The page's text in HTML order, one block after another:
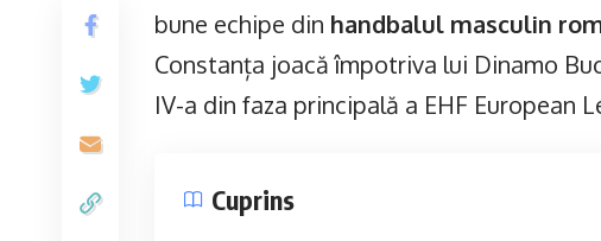
bune echipe din handbalul masculin
Constanța joacă împotriva lui Dinamo
IV-a din faza principală a EHF European
Cuprins